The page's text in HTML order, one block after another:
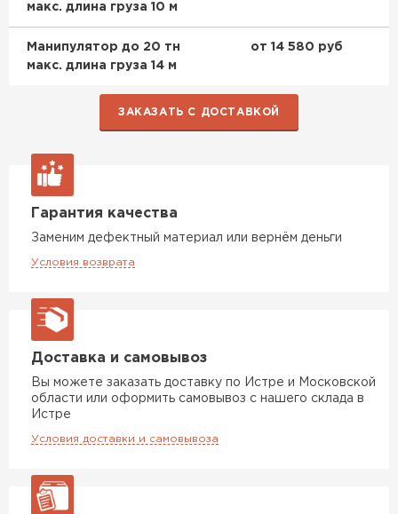
макс. длина груза 10 м
Манипулятор до 20 тн
макс. длина груза 14 м
от 14 580 руб
ЗАКАЗАТЬ С ДОСТАВКОЙ
Гарантия качества
Заменим дефектный материал или вернём деньги
Условия возврата
Доставка и самовывоз
Вы можете заказать доставку по Истре и Московской
области или оформить самовывоз с нашего склада в
Истре
Условия доставки и самовывоза